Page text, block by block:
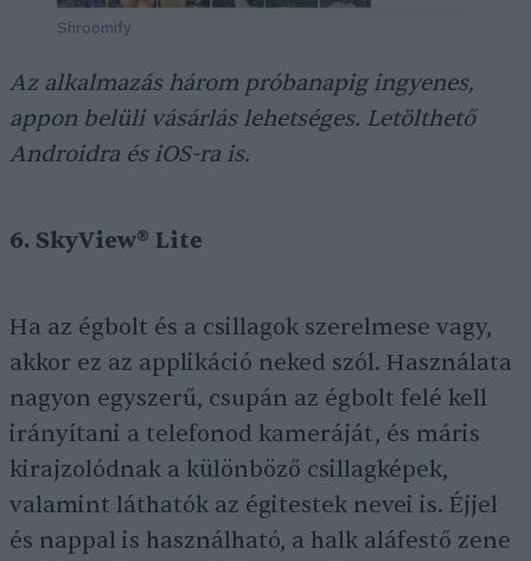
Shroomify
Az alkalmazás három próbanapig ingyenes,
appon belüli vásárlás lehetséges. Letölthető
Androidra és iOS-ra is.
6. SkyView® Lite
Ha az égbolt és a csillagok szerelmese vagy,
akkor ez az applikáció neked szól. Használata
nagyon egyszerű, csupán az égbolt felé kell
irányítani a telefonod kameráját, és máris
kirajzolódnak a különböző csillagképek,
valamint láthatók az égitestek nevei is. Éjjel
és nappal is használható, a halk aláfestő zene